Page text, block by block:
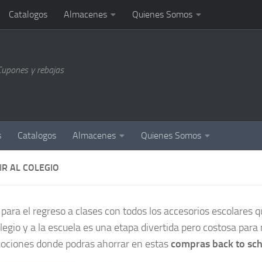
Catalogos Almacenes Quienes Somos
y rebajas
Catalogos Almacenes Quienes Somos
AL COLEGIO
el regreso a clases con todos los accesorios escolares
y a la escuela es una etapa divertida pero costosa para
donde podras ahorrar en estascompras back to